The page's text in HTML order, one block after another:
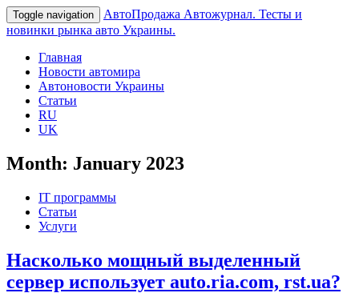
Toggle navigation АвтоПродажа Автожурнал. Тесты и
новинки рынка авто Украины.
Главная
Новости автомира
Автоновости Украины
Статьи
RU
UK
Month: January 2023
IT программы
Статьи
Услуги
Насколько мощный выделенный
сервер использует auto.ria.com, rst.ua?